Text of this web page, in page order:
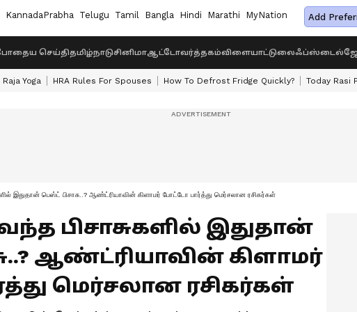
KannadaPrabha Telugu Tamil Bangla Hindi Marathi MyNation Add
செய்திதமிழ்நாடுசினிமாஆட்டோவர்த்தகம்விளையாட்டுலைஃப்ஸ்டைல்
Yoga HRA Rules For Spouses How To Defrost Fridge Quickly? Today Rasi
இதுதான் பெஸ்ட் பிசாசு..? ஆண்ட்ரியாவின் கிளாமர் போட்டோ பார்த்து மெர்சலான ரசிகர்கள்
பிசாசுகளில் இதுதான்
ஆண்ட்ரியாவின் கிளாமர்
மெர்சலான ரசிகர்கள்